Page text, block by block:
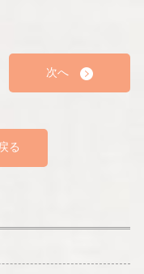
次へ
る